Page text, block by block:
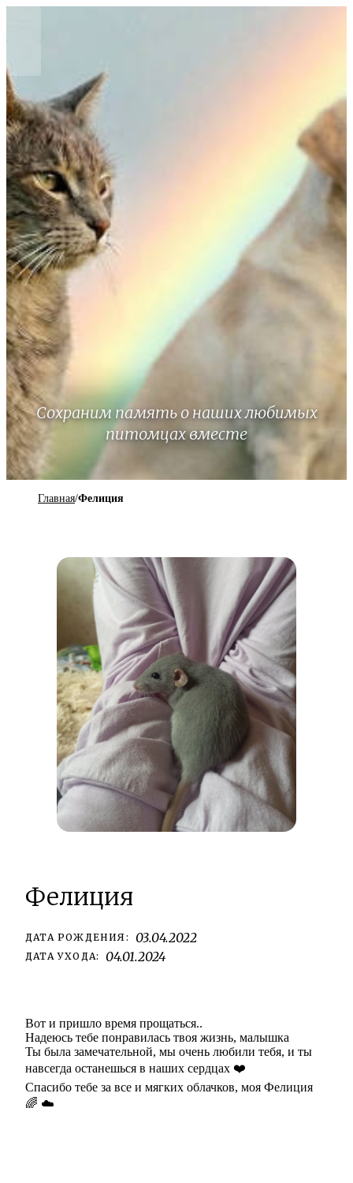
Сохраним память о наших любимых
питомцах вместе
Главная/Фелиция
Фелиция
ДАТА РОЖДЕНИЯ: 03.04.2022
ДАТА УХОДА: 04.01.2024
Вот и пришло время прощаться..
Надеюсь тебе понравилась твоя жизнь, малышка
Ты была замечательной, мы очень любили тебя, и ты
навсегда останешься в наших сердцах ❤️
Спасибо тебе за все и мягких облачков, моя Фелиция
🌈 ️☁️